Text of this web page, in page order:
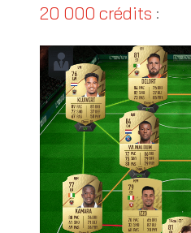
20 000 crédits :